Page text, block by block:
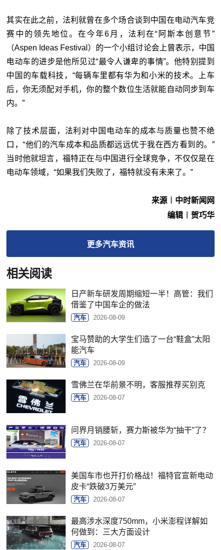
其实在此之前，法利就曾在多个场合谈到中国在电动汽车竞
赛中的领先地位。在今年6月，法利在“阿斯本创意节”
（Aspen Ideas Festival）的一个小组讨论会上曾表示，中国
电动车的进步是他所见过“最令人谦卑的事情”。他特别提到
中国的车载科技，“每辆车里都有华为和小米的技术。上车
后，你无须配对手机，你的整个数位生活就能自动同步到车
内。”
除了技术层面，法利对中国电动车的成本与质量也赞不绝
口，“他们的汽车成本和品质都远远优于我在西方看到的。”
当时他就坦言，福特正在与中国进行全球竞争，不仅仅是在
电动车领域，“如果我们失败了，福特就没有未来了。”
来源︱中时新闻网
编辑︱贺巧华
更多汽车资讯
相关阅读
日产新车研发周期缩短一半！高管：我们
借鉴了中国车企的做法
汽车 2026-08-09
宝马赞助的大学生们造了一台“鞋盒”太阳
能汽车
汽车 2026-08-09
雪佛兰在华前景不明，客服推荐买别克
汽车 2026-08-07
问界月销腰斩，赛力斯被华为“抽干”了？
汽车 2026-08-07
美国车市也开打价格战！福特官宣新电动
皮卡“跌破3万美元”
汽车 2026-08-07
最高涉水深度750mm，小米澎程详解如
何做到：三大方面设计
汽车 2026-08-07